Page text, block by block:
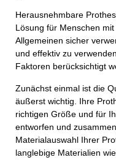
Herausnehmbare
Lösung für Menschen
Allgemeinen sicher
und effektiv zu
Faktoren berücksichtigt
Zunächst einmal ist die
äußerst wichtig. Ihre
richtigen Größe und für
entworfen und
Materialauswahl Ihrer
langlebige Materialien